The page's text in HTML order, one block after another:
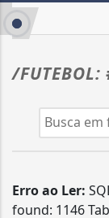
/FUTEBOL:
Erro ao Ler:
found: 1146